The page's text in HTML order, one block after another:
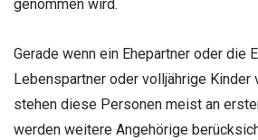
genommen wird.
Gerade wenn ein Ehepartner oder die
Lebenspartner oder volljährige Kinder
stehen diese Personen meist an
werden weitere Angehörige